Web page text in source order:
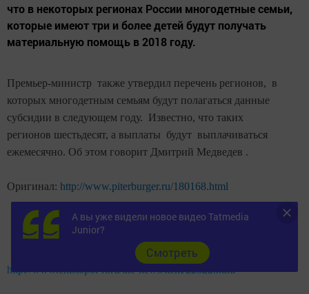
что в некоторых регионах России многодетные семьи,
которые имеют три и более детей будут получать
материальную помощь в 2018 году.
Премьер-министр также утвердил перечень регионов, в
которых многодетным семьям будут полагаться данные
субсидии в следующем году. Известно, что таких
регионов шестьдесят, а выплаты будут выплачиваться
ежемесячно. Об этом говорит Дмитрий Медведев .
Оригинал: http://www.piterburger.ru/180168.html
http://www.chistopol-rt.ru/the-news/item/22822.html
А вы уже видели новое видео Tatmedia
Junior?
Cмотреть